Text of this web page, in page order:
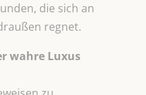
die sich an
regnet.
wahre Luxus